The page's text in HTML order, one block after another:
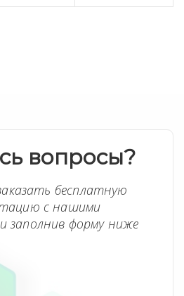
вопросы?
бесплатную
с нашими
заполнив форму ниже